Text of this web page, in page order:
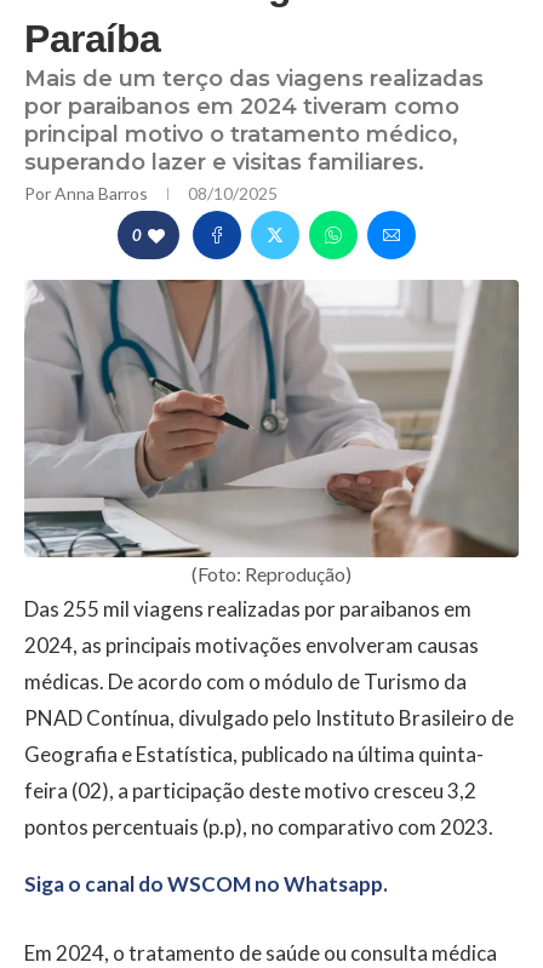
Paraíba
Mais de um terço das viagens realizadas
por paraibanos em 2024 tiveram como
principal motivo o tratamento médico,
superando lazer e visitas familiares.
PorAnna Barros 08/10/2025
0
(Foto: Reprodução)
Das 255 mil viagens realizadas por paraibanos em
2024, as principais motivações envolveram causas
médicas. De acordo com o módulo de Turismo da
PNAD Contínua, divulgado pelo Instituto Brasileiro de
Geografia e Estatística, publicado na última quinta-
feira (02), a participação deste motivo cresceu 3,2
pontos percentuais (p.p), no comparativo com 2023.
Siga o canal do WSCOM no Whatsapp.
Em 2024, o tratamento de saúde ou consulta médica